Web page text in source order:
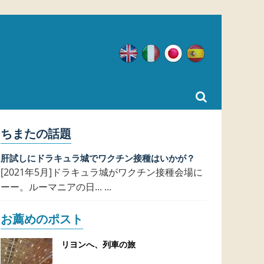
英語 イタリア語
日本語
ちまたの話題
肝試しにドラキュラ城でワクチン接種はいかが？
[2021年5月]ドラキュラ城がワクチン接種会場に
ーー。ルーマニアの日... ...
お薦めのポスト
リヨンへ、列車の旅